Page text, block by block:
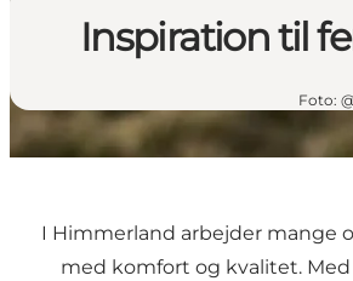
Inspiration til
Foto:
I Himmerland arbejder mange
med komfort og kvalitet.